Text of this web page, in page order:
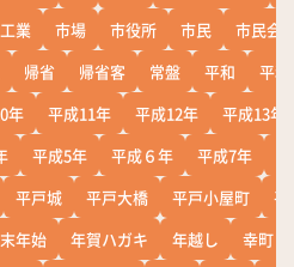
工業 市場 市役所 市民
市民会
帰省 帰省客 常盤 平和
平
年 平成11年 平成12年
平成13年
平成5年 平成６年 平成7年
平戸城 平戸大橋 平戸小屋町
平
年始 年賀ハガキ 年越し
幸町